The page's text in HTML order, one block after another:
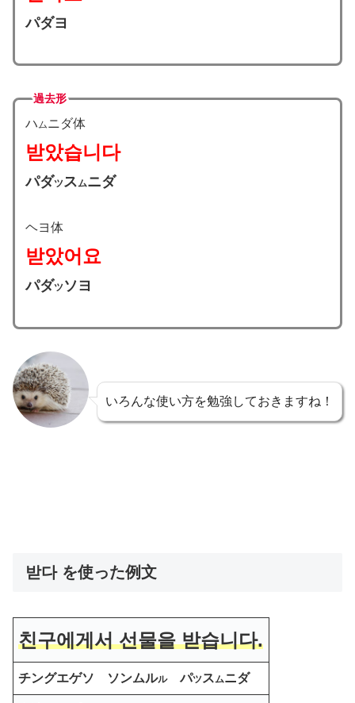
パダヨ
過去形
ハ ムニダ体
받았습니다
パダツス ムニダ
ヘヨ体
받았어요
パダツソヨ
いろんな使い方を勉強しておきますね！
받다 を使った例文
친구에게서 선물을 받습니다.
チングエゲソ ソンムルルパツスムニダ